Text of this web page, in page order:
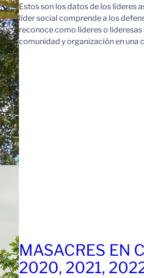
Estos son los datos de los líderes
líder social comprende a los
reconoce como líderes o
comunidad y organización en una
MASACRES EN
2020, 2021,